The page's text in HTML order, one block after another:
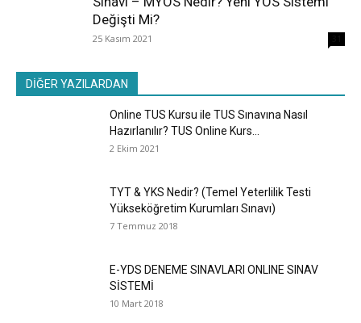
Değişti Mi?
25 Kasım 2021
DİĞER YAZILARDAN
Online TUS Kursu ile TUS Sınavına Nasıl
Hazırlanılır? TUS Online Kurs...
2 Ekim 2021
TYT & YKS Nedir? (Temel Yeterlilik Testi
Yükseköğretim Kurumları Sınavı)
7 Temmuz 2018
E-YDS DENEME SINAVLARI ONLINE SINAV
SİSTEMİ
10 Mart 2018